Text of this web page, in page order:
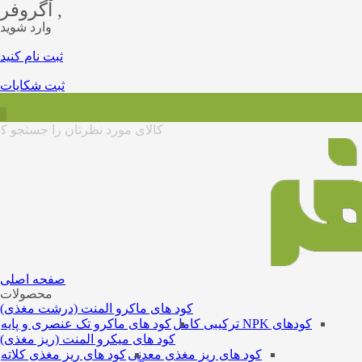
آگروفر ,
وارد شوید
ثبت نام کنید
ثبت شکایات
صفحه اصلی
محصولات
کود های ماکرو المنت (درشت مغذی)
کودهای NPK ترکیبی کامل
کود های ماکرو تک عنصری و پایه
کود های میکرو المنت (ریز مغذی)
کود های ریز مغذی معدنیکود های ریز مغذی کلاته